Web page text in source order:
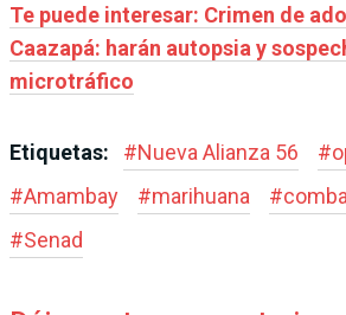
Te puede interesar: Crimen de
Caazapá: harán autopsia y
microtráfico
Etiquetas: #Nueva Alianza 56 #
#Amambay #marihuana #
#Senad